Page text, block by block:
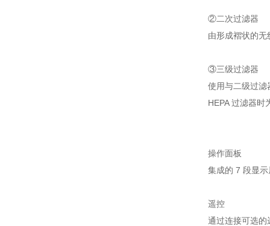
②二次过滤器
由形成褶状的
③三级过滤器
使用与二级过滤
HEPA 过滤器时
操作面板
集成的 7 段显
遥控
通过连接可选的